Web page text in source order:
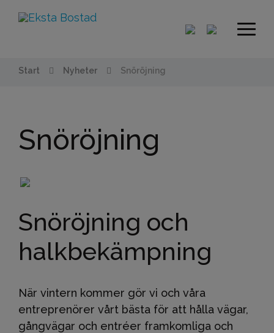
Start Nyheter Snöröjning
Snöröjning
Snöröjning och
halkbekämpning
När vintern kommer gör vi och våra
entreprenörer vårt bästa för att hålla vägar,
gångvägar och entréer framkomliga och